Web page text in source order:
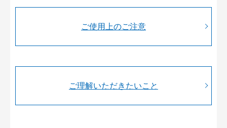
ご使用上のご注意
ご理解いただきたいこと